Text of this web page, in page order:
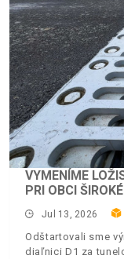
VYMENÍME
PRI OBCI ŠIROKÉ
Jul 13, 2026
Odštartovali sme
diaľnici D1 za